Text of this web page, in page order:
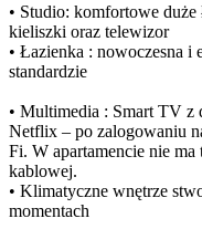
• Studio: komfortowe
kieliszki oraz telewizor
• Łazienka : nowoczesna
standardzie
• Multimedia : Smart TV z
Netflix – po zalogowaniu
Fi. W apartamencie nie
kablowej.
• Klimatyczne wnętrze
momentach